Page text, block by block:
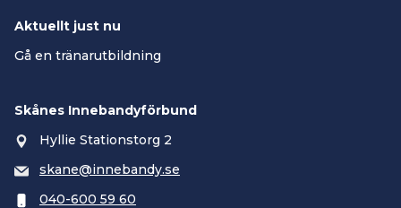
Aktuellt just nu
Gå en tränarutbildning
Skånes Innebandyförbund
Hyllie Stationstorg 2
skane@innebandy.se
040-600 59 60